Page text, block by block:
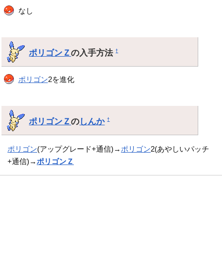
なし
ポリゴンＺの入手方法†
ポリゴン2を進化
ポリゴンＺのしんか †
ポリゴン(アップグレード+通信)→ ポリゴン2(あやしいパッチ
+通信)→ポリゴンＺ